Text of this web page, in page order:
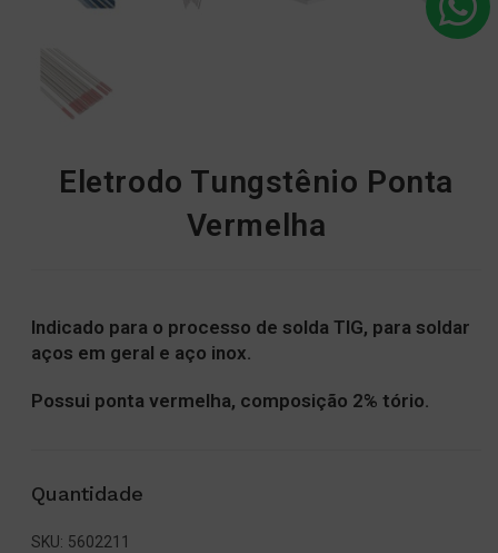
Eletrodo Tungstênio Ponta
Vermelha
Indicado para o processo de solda TIG, para soldar
aços em geral e aço inox.
Possui ponta vermelha, composição 2% tório.
Quantidade
SKU: 5602211